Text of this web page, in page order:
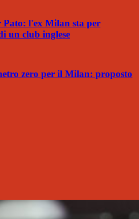
l'ex Milan sta per
un club inglese
zero per il Milan: proposto